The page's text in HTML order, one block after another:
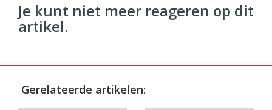
Je kunt niet meer reageren op dit
artikel.
Gerelateerde artikelen: